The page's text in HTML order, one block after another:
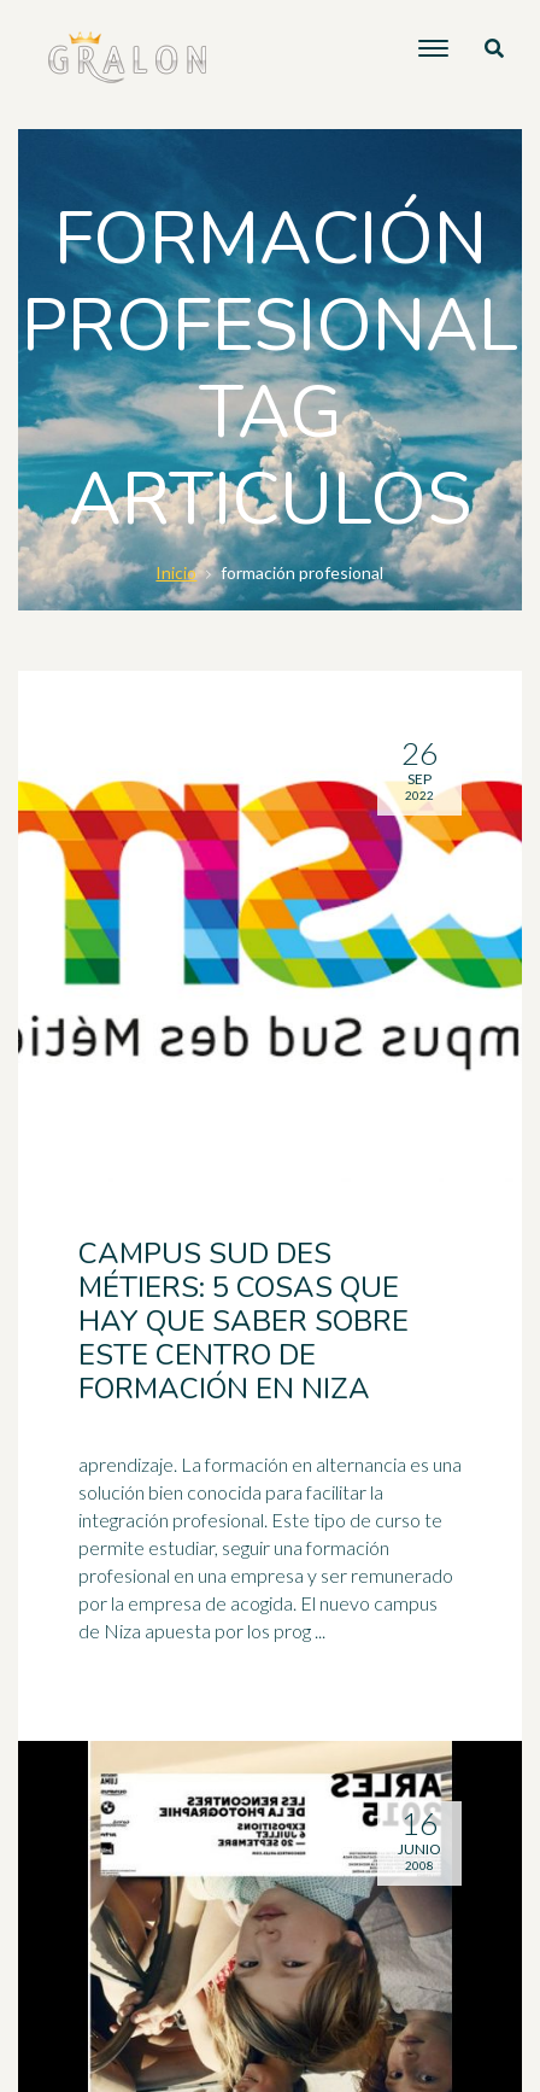
FORMACIÓN
PROFESIONAL
TAG
ARTICULOS
Inicio formación profesional
CAMPUS SUD DES
MÉTIERS: 5 COSAS QUE
HAY QUE SABER SOBRE
ESTE CENTRO DE
FORMACIÓN EN NIZA
aprendizaje. La formación en alternancia es una
solución bien conocida para facilitar la
integración profesional. Este tipo de curso te
permite estudiar, seguir unaformación
profesional en una empresa y ser remunerado
por la empresa de acogida. El nuevo campus
de Niza apuesta por los prog ...
26
SEP
2022
16
JUNIO
2008